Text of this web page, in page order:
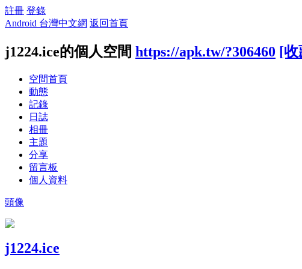
註冊 登錄
Android 台灣中文網 返回首頁
j1224.ice的個人空間 https://apk.tw/?306460 [收
空間首頁
動態
記錄
日誌
相冊
主題
分享
留言板
個人資料
頭像
j1224.ice